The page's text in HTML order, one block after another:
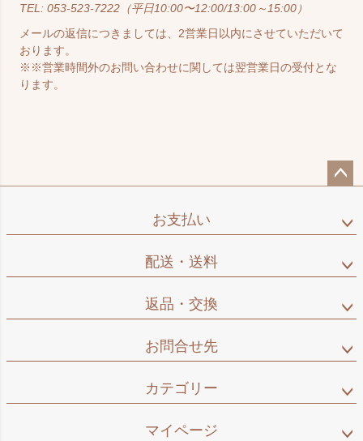
053-523-7222 （平日10:00〜12:00/13:00～15:00）
メールの返信につきましては、2営業日以内にさせていただいて
おります。
※※営業時間外のお問い合わせに関しては翌営業日の受付とな
ります。
ップ
お支払い
配送・送料
返品・交換
お問合せ先
カテゴリー
マイページ